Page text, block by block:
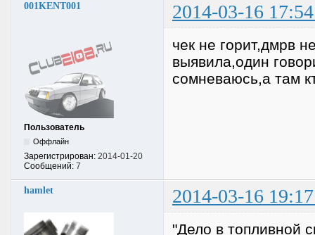
001KENT001 2014-03-16
Пользователь
Оффлайн
Зарегистрирован: 2014-01-20
Сообщений: 7
чек не горит,дмрв
выявила,один
сомневаюсь,а там
hamlet 2014-03-16
"Дело в топливной